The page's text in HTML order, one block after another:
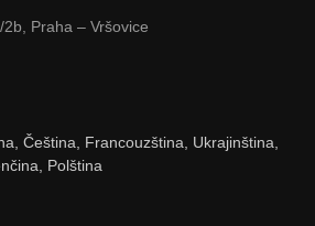
Praha – Vršovice
Čeština, Francouzština, Ukrajinština,
Polština